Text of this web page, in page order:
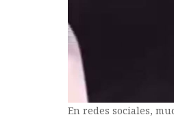
En redes sociales,